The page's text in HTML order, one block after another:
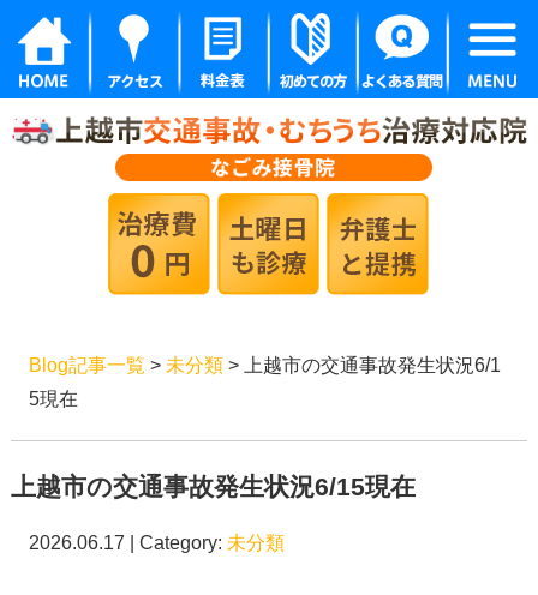
Blog記事一覧 > 未分類> 上越市の交通事故発生状況6/1
5現在
上越市の交通事故発生状況6/15現在
2026.06.17 | Category: 未分類